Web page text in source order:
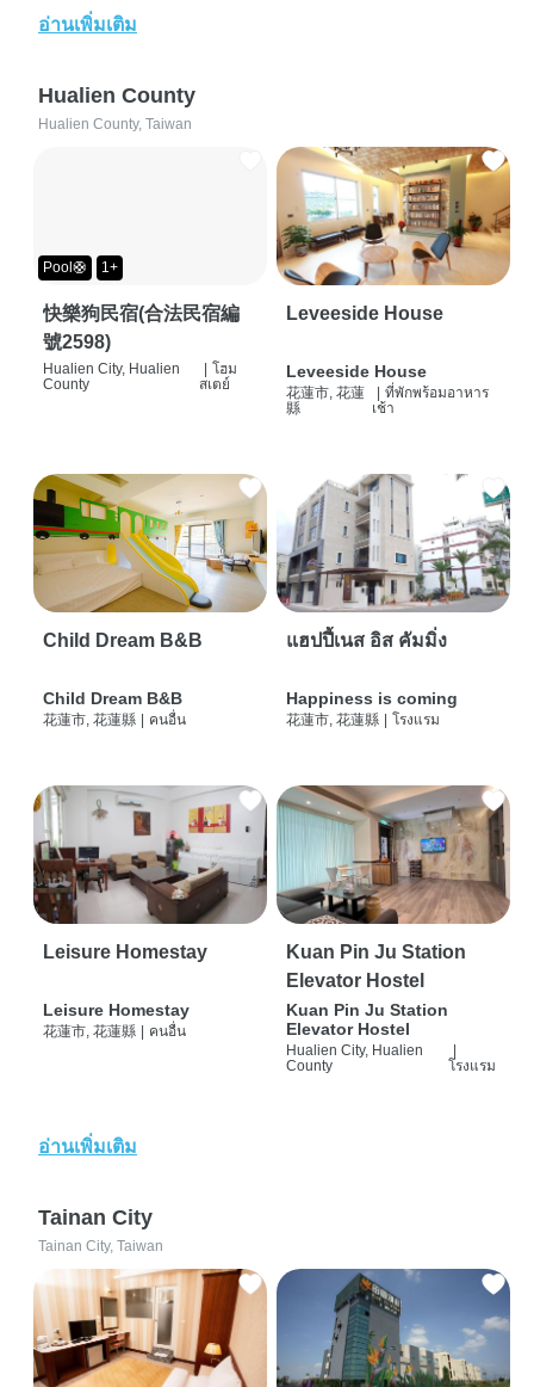
อ่านเพิ่มเติม
Hualien County
Hualien County, Taiwan
Pool🛟 1+
快樂狗民宿(合法民宿編
號2598)
Hualien City, Hualien
County
โฮม
สเตย์
Leveeside House
Leveeside House
花蓮市, 花蓮
縣
ที่พักพร้อมอาหาร
เช้า
Child Dream B&B
Child Dream B&B
花蓮市, 花蓮縣 คนอื่น
แฮปปี้เนส อิส คัมมิ่ง
Happiness is coming
花蓮市, 花蓮縣 โรงแรม
Leisure Homestay
Leisure Homestay
花蓮市, 花蓮縣 คนอื่น
Kuan Pin Ju Station
Elevator Hostel
Kuan Pin Ju Station
Elevator Hostel
Hualien City, Hualien
County
โรงแรม
อ่านเพิ่มเติม
Tainan City
Tainan City, Taiwan